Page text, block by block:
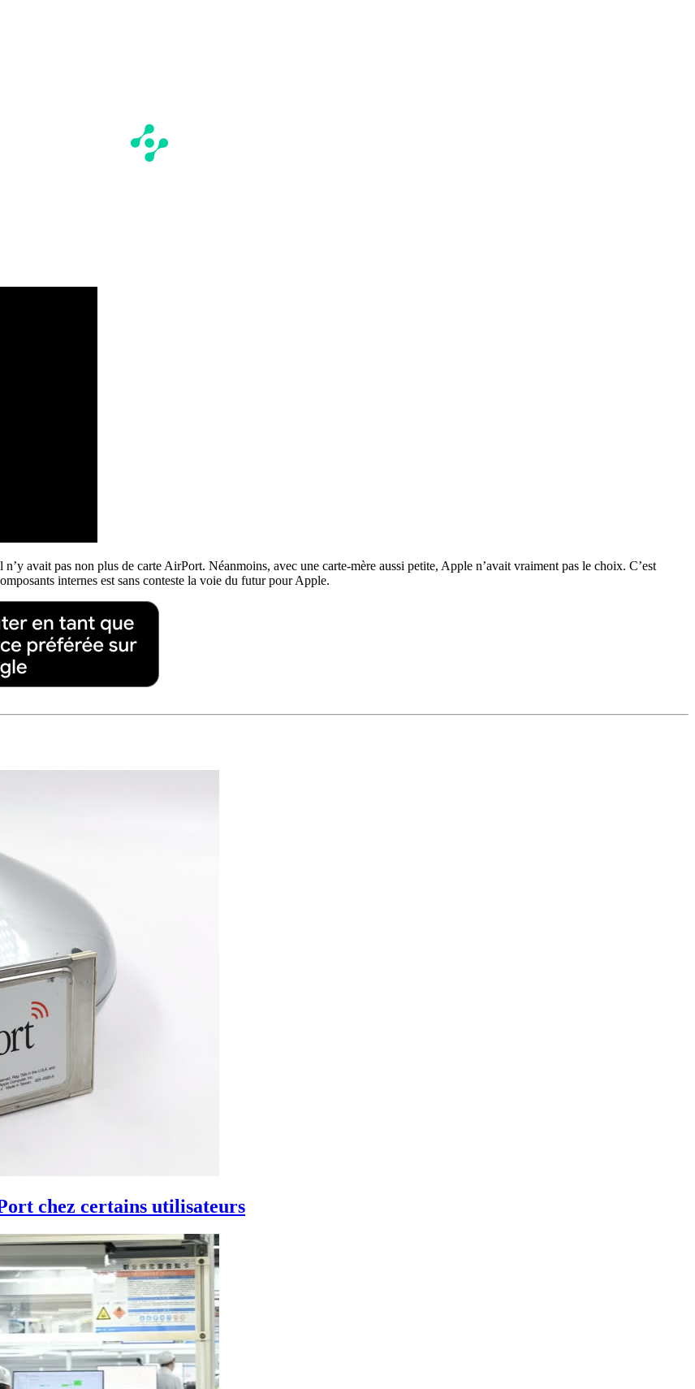
avait pas non plus de carte AirPort. Néanmoins, avec une carte-mère aussi petite, Apple n’avait vraiment pas le choix. C’est
internes est sans conteste la voie du futur pour Apple.
chez certains utilisateurs